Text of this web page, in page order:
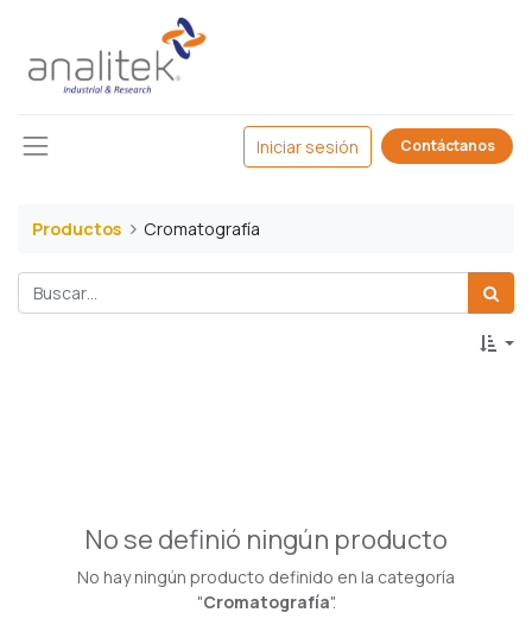
Iniciar sesión Contáctanos
Productos Cromatografía
No se definió ningún producto
No hay ningún producto definido en la categoría
"Cromatografía".